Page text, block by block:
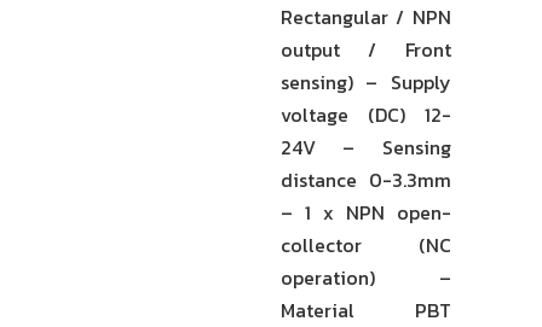
Rectangular / NPN
output / Front
sensing) – Supply
voltage (DC) 12-
24V – Sensing
distance 0-3.3mm
– 1 x NPN open-
collector (NC
operation) –
Material PBT